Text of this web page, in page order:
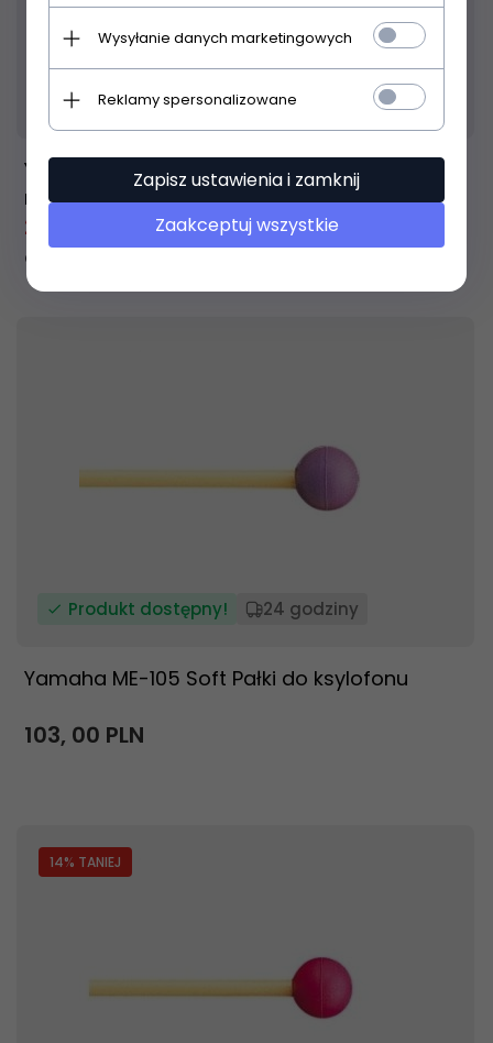
Produkt dostępny! 24 godzin
Yamaha MKA-S7 Keiko Abe pałki do
marimby
222, 322,00 PLN
Oszczędzasz 99.97 PLN
Produkt dostępny! 24 godziny
Yamaha ME-105 Soft Pałki do ksylofonu
103, 00 PLN
14% TANIEJ
Wysyłanie danych marketingowych
Reklamy spersonalizowane
Zapisz ustawienia i zamknij
Zaakceptuj wszystkie